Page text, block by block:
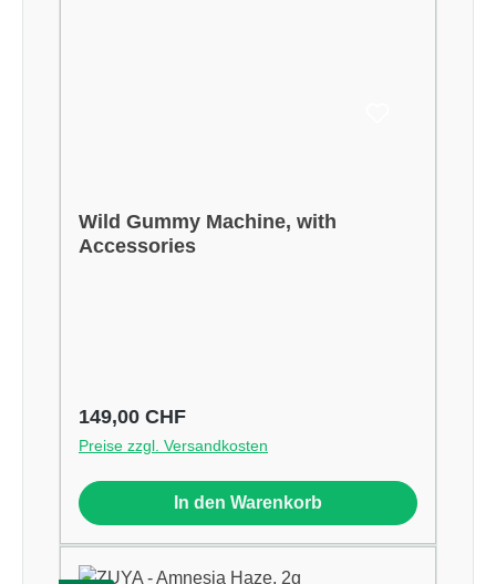
Wild Gummy Machine, with
Accessories
Regulärer Preis:
149,00 CHF
Preise zzgl. Versandkosten
In den Warenkorb